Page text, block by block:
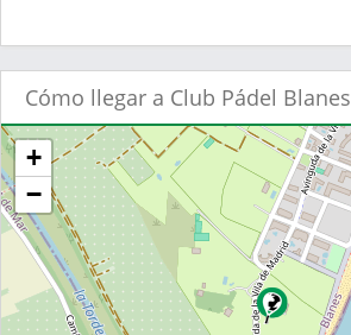
Cómo llegar a Club Pádel Blanes
+
−